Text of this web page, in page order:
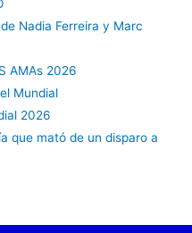
Nadia Ferreira y Marc
AMAs 2026
Mundial
2026
que mató de un disparo a